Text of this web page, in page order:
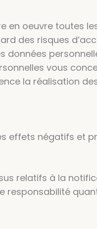
en oeuvre toutes
des risques
données
vous
la réalisation
effets négatifs et
relatifs à la
responsabilité